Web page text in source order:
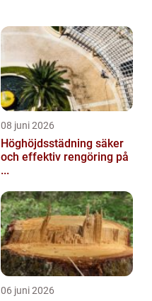
08 juni 2026
Höghöjdsstädning säker
och effektiv rengöring på
...
06 juni 2026